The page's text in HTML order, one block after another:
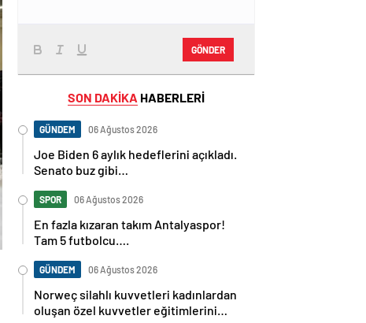
GÖNDER
SON DAKİKA HABERLERİ
GÜNDEM 06 Ağustos 2026
Joe Biden 6 aylık hedeflerini açıkladı.
Senato buz gibi…
SPOR 06 Ağustos 2026
En fazla kızaran takım Antalyaspor!
Tam 5 futbolcu….
GÜNDEM 06 Ağustos 2026
Norweç silahlı kuvvetleri kadınlardan
oluşan özel kuvvetler eğitimlerini